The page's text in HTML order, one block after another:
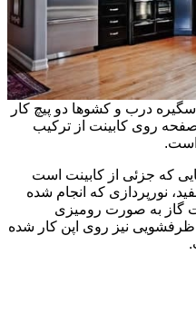
درب و کشوها دو پیچ کار
روی کابینت از ترکیب
است.
که جزئی از کابینت است
نورپردازی که انجام شده
گاز به صورت رومیزی
ظرفشویی نیز روی اپن کار شده